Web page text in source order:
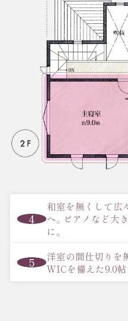
4
和室を無くして広
へ。ピアノなど大
に。
5
洋室の間仕切りを
WICを備えた9.0帖